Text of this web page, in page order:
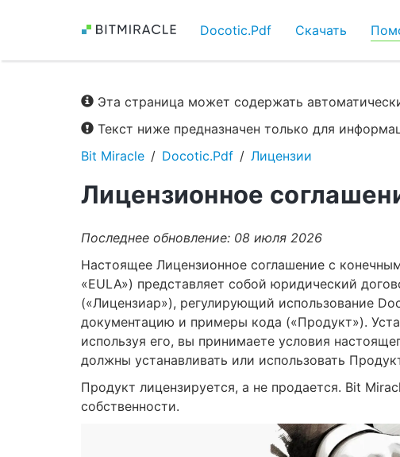
Docotic.Pdf Скачать
Эта страница может содержать
Текст ниже предназначен только для
Bit Miracle
Docotic.Pdf Лицензии
Лицензионное
Последнее обновление: 08 июля 2026
Настоящее Лицензионное соглашение с
«EULA») представляет собой юридический
(«Лицензиар»), регулирующий использование
документацию и примеры кода («Продукт»).
используя его, вы принимаете условия
должны устанавливать или использовать
Продукт лицензируется, а не продается. Bit
собственности.